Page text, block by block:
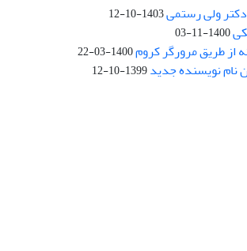
ولی رستمی1403-10-12
1400-11-03
از طریق مرورگر کروم1400-03-22
نام نویسنده جدید1399-10-12